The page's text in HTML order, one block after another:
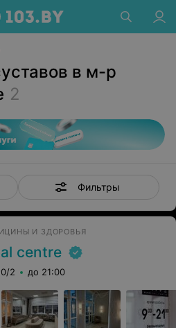
в м-р
2
Фильтры
И ЗДОРОВЬЯ
centre
2 до 21:00